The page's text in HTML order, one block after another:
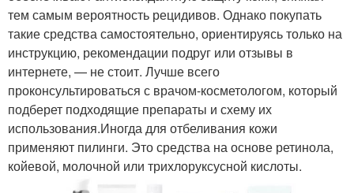
тем самым вероятность рецидивов. Однако покупать
такие средства самостоятельно, ориентируясь только на
инструкцию, рекомендации подруг или отзывы в
интернете, — не стоит. Лучше всего
проконсультироваться с врачом-косметологом, который
подберет подходящие препараты и схему их
использования.Иногда для отбеливания кожи
применяют пилинги. Это средства на основе ретинола,
койевой, молочной или трихлоруксусной кислоты.